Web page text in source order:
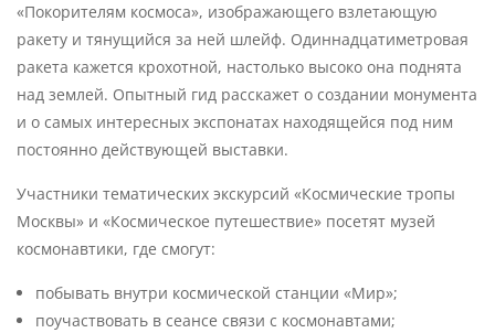
«Покорителям космоса», изображающего взлетающую
ракету и тянущийся за ней шлейф. Одиннадцатиметровая
ракета кажется крохотной, настолько высоко она поднята
над землей. Опытный гид расскажет о создании монумента
и о самых интересных экспонатах находящейся под ним
постоянно действующей выставки.
Участники тематических экскурсий «Космические тропы
Москвы» и «Космическое путешествие» посетят музей
космонавтики, где смогут:
побывать внутри космической станции «Мир»;
поучаствовать в сеансе связи с космонавтами;